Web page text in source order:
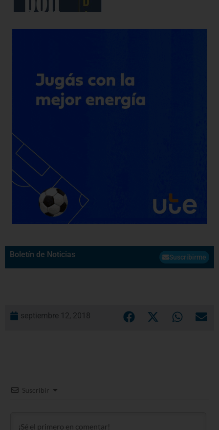
Boletín de Noticias Suscribirme
septiembre 12, 2018
Suscribir